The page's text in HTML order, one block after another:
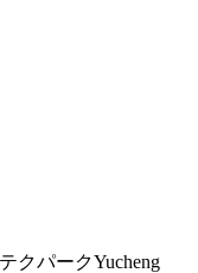
クパークYucheng